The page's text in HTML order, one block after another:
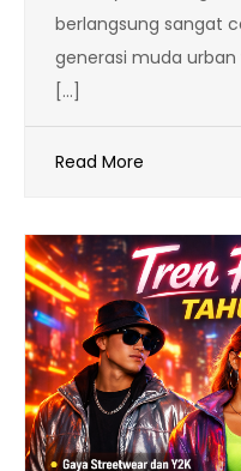
berlangsung sangat
generasi muda
[…]
Read More